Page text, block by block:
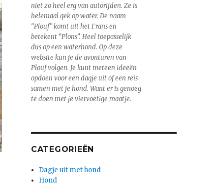
niet zo heel erg van autorijden. Ze is
helemaal gek op water. De naam
“Plouf” komt uit het Frans en
betekent “Plons”. Heel toepasselijk
dus op een waterhond. Op deze
website kun je de avonturen van
Plouf volgen. Je kunt meteen ideeën
opdoen voor een dagje uit of een reis
samen met je hond. Want er is genoeg
te doen met je viervoetige maatje.
CATEGORIEËN
Dagje uit met hond
Hond